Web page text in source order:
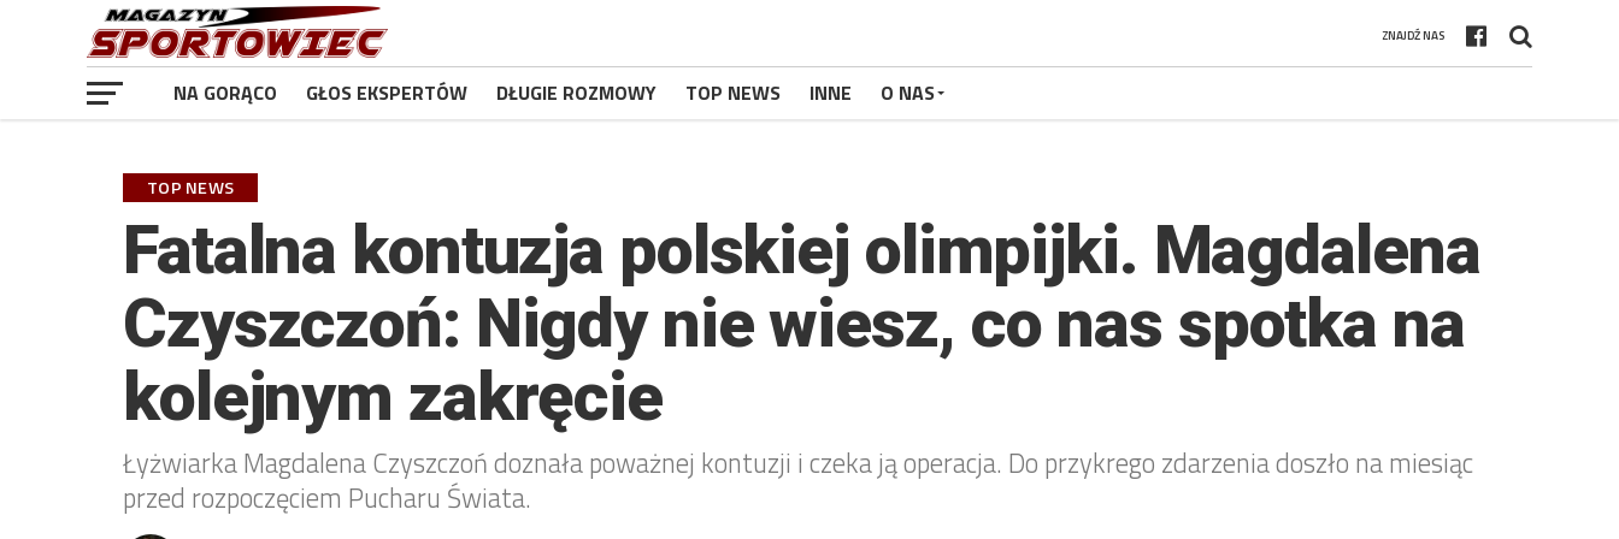
ZNAJDŹ NAS
NA GORĄCO GŁOS EKSPERTÓW DŁUGIE ROZMOWY TOP NEWS INNE O NAS
TOP NEWS
Fatalna kontuzja polskiej olimpijki. Magdalena
Czyszczoń: Nigdy nie wiesz, co nas spotka na
kolejnym zakręcie
Łyżwiarka Magdalena Czyszczoń doznała poważnej kontuzji i czeka ją operacja. Do przykrego zdarzenia doszło na miesiąc
przed rozpoczęciem Pucharu Świata.